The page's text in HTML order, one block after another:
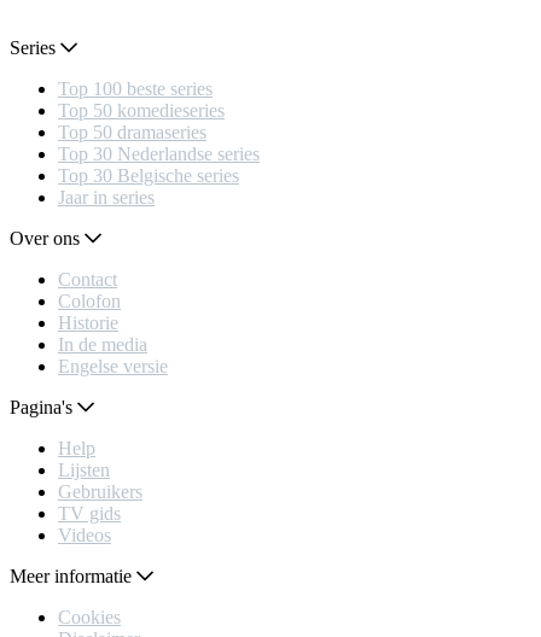
Series
Top 100 beste series
Top 50 komedieseries
Top 50 dramaseries
Top 30 Nederlandse series
Top 30 Belgische series
Jaar in series
Over ons
Contact
Colofon
Historie
In de media
Engelse versie
Pagina's
Help
Lijsten
Gebruikers
TV gids
Videos
Meer informatie
Cookies